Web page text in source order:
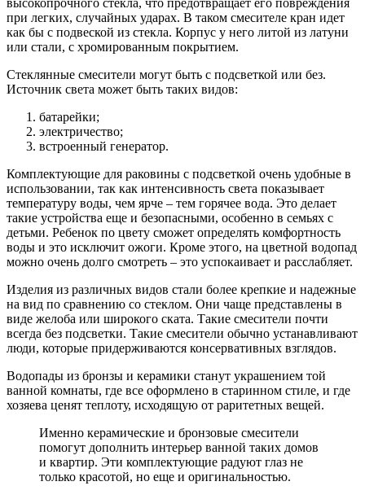
при легких, случайных ударах. В таком смесителе кран идет
как бы с подвеской из стекла. Корпус у него литой из латуни
или стали, с хромированным покрытием.
Стеклянные смесители могут быть с подсветкой или без.
Источник света может быть таких видов:
батарейки;
электричество;
встроенный генератор.
Комплектующие для раковины с подсветкой очень удобные в
использовании, так как интенсивность света показывает
температуру воды, чем ярче – тем горячее вода. Это делает
такие устройства еще и безопасными, особенно в семьях с
детьми. Ребенок по цвету сможет определять комфортность
воды и это исключит ожоги. Кроме этого, на цветной водопад
можно очень долго смотреть – это успокаивает и расслабляет.
Изделия из различных видов стали более крепкие и надежные
на вид по сравнению со стеклом. Они чаще представлены в
виде желоба или широкого ската. Такие смесители почти
всегда без подсветки. Такие смесители обычно устанавливают
люди, которые придерживаются консервативных взглядов.
Водопады из бронзы и керамики станут украшением той
ванной комнаты, где все оформлено в старинном стиле, и где
хозяева ценят теплоту, исходящую от раритетных вещей.
Именно керамические и бронзовые смесители
помогут дополнить интерьер ванной таких домов
и квартир. Эти комплектующие радуют глаз не
только красотой, но еще и оригинальностью.